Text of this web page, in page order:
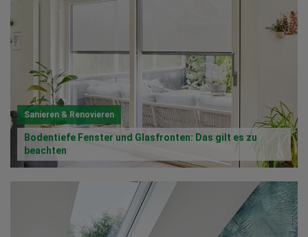
Sanieren & Renovieren
Bodentiefe Fenster und Glasfronten: Das gilt es zu
beachten